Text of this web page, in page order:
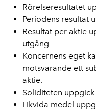
Rörelseresultatet
Periodens resultat
Resultat per aktie
utgång
Koncernens eget
motsvarande ett
aktie.
Soliditeten
Likvida medel